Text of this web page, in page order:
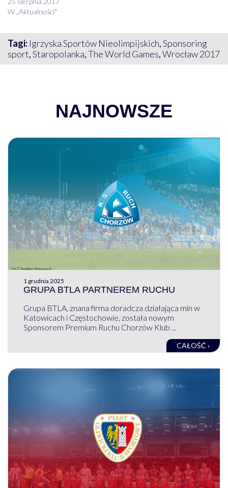
W „Aktualności"
Tagi: Igrzyska Sportów Nieolimpijskich,Sponsoring
sport,Staropolanka,The World Games,Wrocław 2017
NAJNOWSZE
1 grudnia 2025
GRUPA BTLA PARTNEREM RUCHU
Grupa BTLA, znana firma doradcza działająca min w
Katowicach i Częstochowie, została nowym
Sponsorem Premium Ruchu Chorzów Klub ...
CAŁOŚĆ ›